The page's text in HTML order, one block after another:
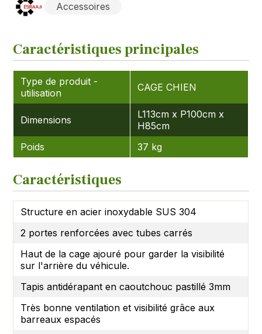
Accessoires
Caractéristiques principales
Type de produit -
utilisation
CAGE CHIEN
Dimensions
L113cm x P100cm x
H85cm
Poids
37 kg
Caractéristiques
Structure en acier inoxydable SUS 304
2 portes renforcées avec tubes carrés
Haut de la cage ajouré pour garder la visibilité
sur l'arrière du véhicule.
Tapis antidérapant en caoutchouc pastillé 3mm
Très bonne ventilation et visibilité grâce aux
barreaux espacés